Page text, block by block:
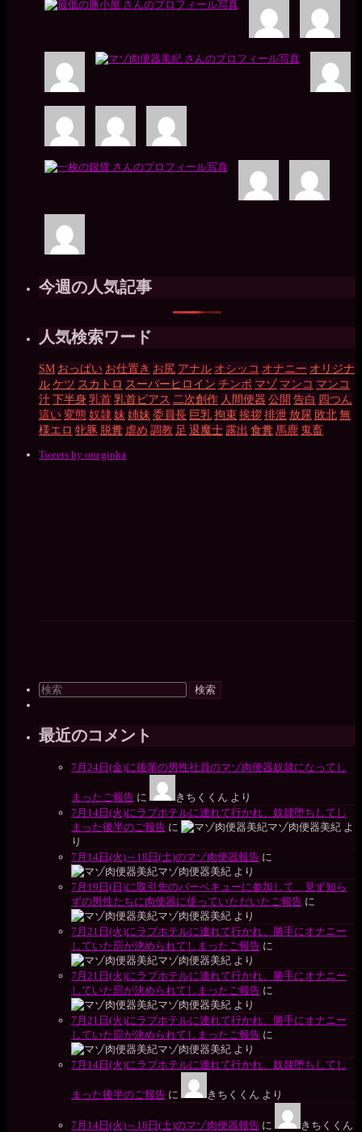
今週の人気記事
人気検索ワード
SM おっぱい お仕置き お尻 アナル オシッコ オナニー オリジナ
ルケツ スカトロ スーパーヒロイン チンポ マゾ マンコ マンコ
汁下半身乳首乳首ピアス 二次創作 人間便器 公開 告白 四つん
這い変態奴隷 妹 姉妹 委員長 巨乳拘束挨拶排泄 放尿 敗北無
様エロ 牝豚 脱糞 虐め 調教 足 退魔士 露出 食糞 馬鹿 鬼畜
Tweets by oneginka
検
象:
最近のコメント
7月24日(金)に後輩の男性社員のマゾ肉便器奴隷になってし
まったご報告 に きちくくん より
7月14日(火)にラブホテルに連れて行かれ、奴隷堕ちしてし
まった後半のご報告 に マゾ肉便器美紀 よ
り
7月14日(火)～18日(土)のマゾ肉便器報告 に
マゾ肉便器美紀 より
7月19日(日)に取引先のバーベキューに参加して、見ず知ら
ずの男性たちに肉便器に使っていただいたご報告 に
マゾ肉便器美紀 より
7月21日(火)にラブホテルに連れて行かれ、勝手にオナニー
していた罰が決められてしまったご報告 に
マゾ肉便器美紀 より
7月21日(火)にラブホテルに連れて行かれ、勝手にオナニー
していた罰が決められてしまったご報告 に
マゾ肉便器美紀 より
7月21日(火)にラブホテルに連れて行かれ、勝手にオナニー
していた罰が決められてしまったご報告 に
マゾ肉便器美紀 より
7月14日(火)にラブホテルに連れて行かれ、奴隷堕ちしてし
まった後半のご報告 に きちくくん より
7月14日(火)～18日(土)のマゾ肉便器報告 に
きちくくん